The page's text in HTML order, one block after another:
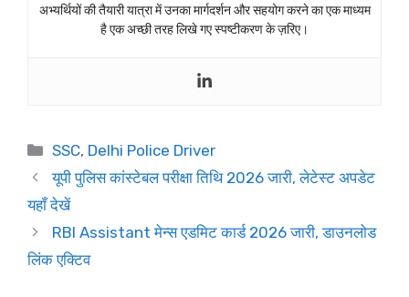
अभ्यर्थियों की तैयारी यात्रा में उनका मार्गदर्शन और सहयोग करने का एक माध्यम
है एक अच्छी तरह लिखे गए स्पष्टीकरण के ज़रिए।
Categories
SSC, Delhi Police Driver
यूपी पुलिस कांस्टेबल परीक्षा तिथि 2026 जारी, लेटेस्ट अपडेट
यहाँ देखें
RBI Assistant मेन्स एडमिट कार्ड 2026 जारी, डाउनलोड
लिंक एक्टिव